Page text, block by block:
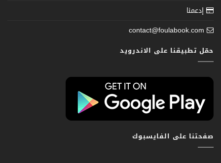
إدعمنا
contact@foulabook.com
حمّل تطبيقنا على الاندرويد
صفحتنا على الفايسبوك